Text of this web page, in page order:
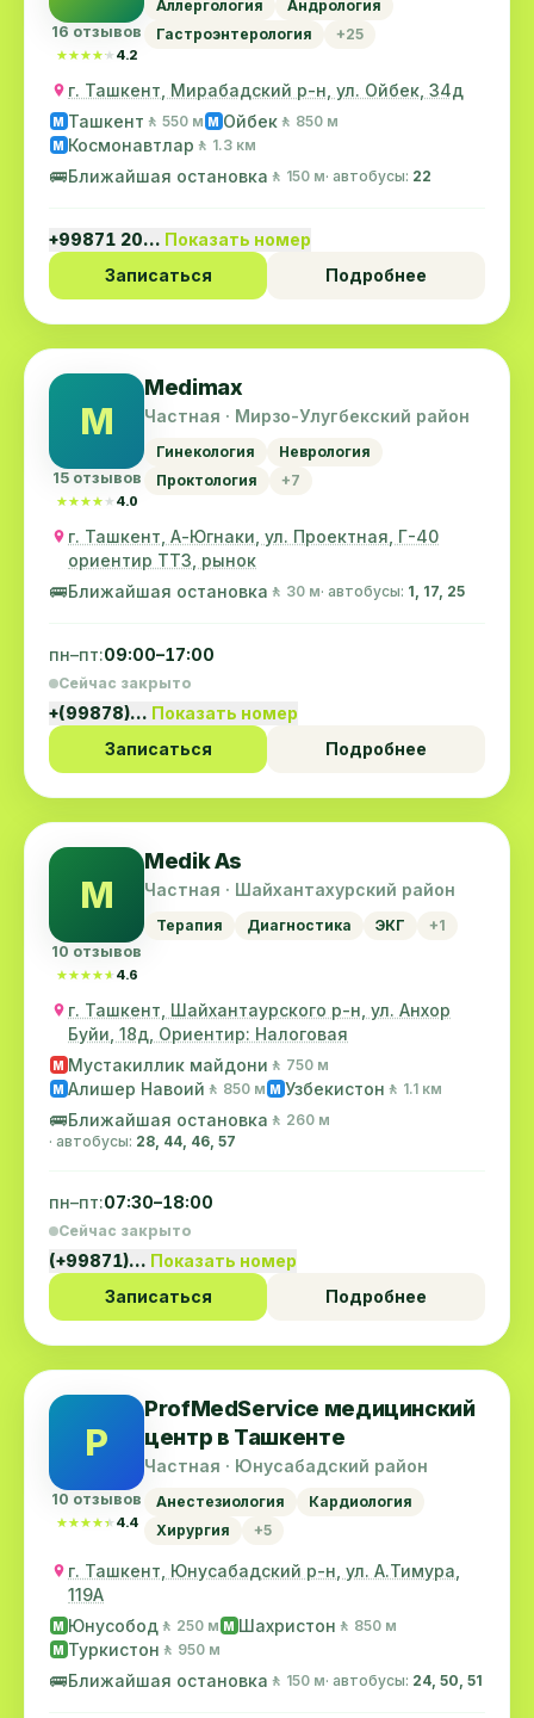
16 отзывов
★★★★★
★★★★★ 4.2
Аллергология
Андрология
Гастроэнтерология
+25
г. Ташкент, Мирабадский р-н, ул. Ойбек, 34д
M Ташкент 🚶 550 м M Ойбек 🚶 850 м
M Космонавтлар 🚶 1.3 км
🚌Ближайшая остановка 🚶 150 м· автобусы: 22
+99871 20… Показать номер
Записаться
Подробнее
M
15 отзывов
★★★★★
★★★★★ 4.0
Medimax
Частная · Мирзо-Улугбекский район
Гинекология
Неврология
Проктология
+7
г. Ташкент, А-Югнаки, ул. Проектная, Г-40
ориентир ТТЗ, рынок
🚌Ближайшая остановка 🚶 30 м· автобусы: 1, 17, 25
пн–пт:09:00–17:00
Сейчас закрыто
+(99878)… Показать номер
Записаться
Подробнее
M
10 отзывов
★★★★★
★★★★★ 4.6
Medik As
Частная · Шайхантахурский район
Терапия Диагностика ЭКГ +1
г. Ташкент, Шайхантаурского р-н, ул. Анхор
Буйи, 18д, Ориентир: Налоговая
M Мустакиллик майдони 🚶 750 м
M Алишер Навоий 🚶 850 м M Узбекистон 🚶 1.1 км
🚌Ближайшая остановка 🚶 260 м
· автобусы: 28, 44, 46, 57
пн–пт:07:30–18:00
Сейчас закрыто
(+99871)… Показать номер
Записаться
Подробнее
P
10 отзывов
★★★★★
★★★★★ 4.4
ProfMedService медицинский
центр в Ташкенте
Частная · Юнусабадский район
Анестезиология
Кардиология
Хирургия
+5
г. Ташкент, Юнусабадский р-н, ул. А.Тимура,
119A
M Юнусобод 🚶 250 м M Шахристон 🚶 850 м
M Туркистон 🚶 950 м
🚌Ближайшая остановка 🚶 150 м· автобусы: 24, 50, 51